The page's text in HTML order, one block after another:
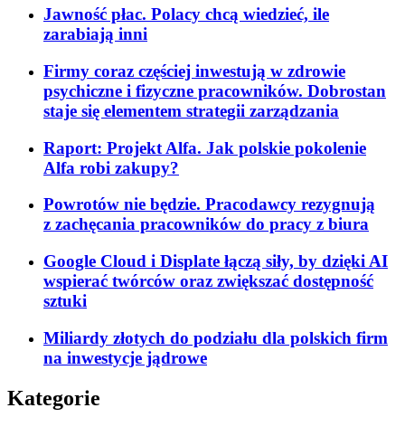
Jawność płac. Polacy chcą wiedzieć, ile
zarabiają inni
Firmy coraz częściej inwestują w zdrowie
psychiczne i fizyczne pracowników. Dobrostan
staje się elementem strategii zarządzania
Raport: Projekt Alfa. Jak polskie pokolenie
Alfa robi zakupy?
Powrotów nie będzie. Pracodawcy rezygnują
z zachęcania pracowników do pracy z biura
Google Cloud i Displate łączą siły, by dzięki AI
wspierać twórców oraz zwiększać dostępność
sztuki
Miliardy złotych do podziału dla polskich firm
na inwestycje jądrowe
Kategorie